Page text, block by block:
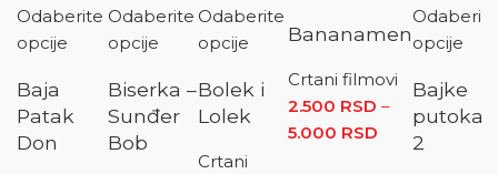
Odaberite
opcije
Baja
Patak
Don
Odaberite
opcije
Biserka –
Sunđer
Bob
Odaberite
opcije
Bolek i
Lolek
Crtani
Bananamen
Crtani filmovi
2.500 RSD –
5.000 RSD Raspon
Odaberite
opcije
Bajke
putokaz
2